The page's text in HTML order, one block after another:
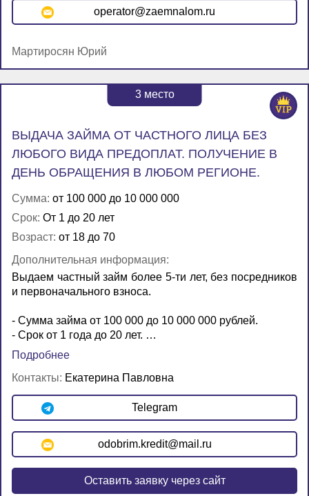
operator@zaemnalom.ru
Мартиросян Юрий
3место
ВЫДАЧА ЗАЙМА ОТ ЧАСТНОГО ЛИЦА БЕЗ
ЛЮБОГО ВИДА ПРЕДОПЛАТ. ПОЛУЧЕНИЕ В
ДЕНЬ ОБРАЩЕНИЯ В ЛЮБОМ РЕГИОНЕ.
Сумма: от 100 000 до 10 000 000
Срок: От 1 до 20 лет
Возраст: от 18 до 70
Дополнительная информация:
Выдаем частный займ более 5-ти лет, без посредников
и первоначального взноса.
- Сумма займа от 100 000 до 10 000 000 рублей.
- Срок от 1 года до 20 лет. …
Подробнее
Контакты: Екатерина Павловна
Telegram
odobrim.kredit@mail.ru
Оставить заявку через сайт